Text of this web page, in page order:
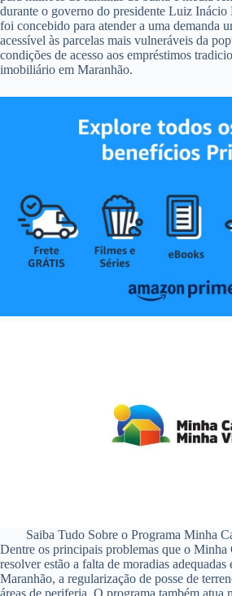
durante o governo do presidente Luiz
foi concebido para atender a uma demanda
acessível às parcelas mais vulneráveis da
condições de acesso aos empréstimos
imobiliário em Maranhão.
Saiba Tudo Sobre o Programa Minha
Dentre os principais problemas que o Minha
resolver estão a falta de moradias
Maranhão, a regularização de posse de
áreas de periferia. O programa também atua